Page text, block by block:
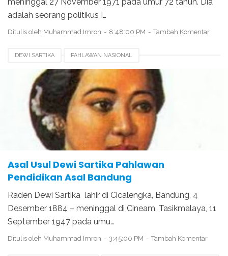
adalah seorang politikus I…
Ditulis oleh Muhammad Imron 8:48:00 PM Tambah Komentar
DEWI SARTIKA PAHLAWAN NASIONAL
TOKOH PAHLAWAN JAWA BARAT
Asal Usul Dewi Sartika Pahlawan
Pendidikan Asal Bandung
Raden Dewi Sartika lahir di Cicalengka, Bandung, 4
Desember 1884 – meninggal di Cineam, Tasikmalaya, 11
September 1947 pada umu…
Ditulis oleh Muhammad Imron 3:45:00 PM Tambah Komentar